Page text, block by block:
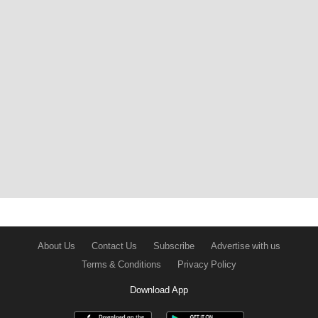
About Us Contact Us Subscribe
Advertise with us
Terms & Conditions
Privacy Policy
Download App